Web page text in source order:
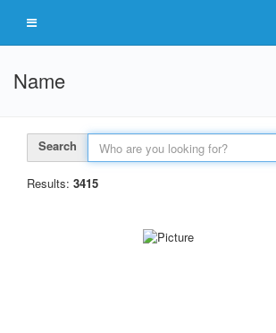
Name
Search
Results: 3415